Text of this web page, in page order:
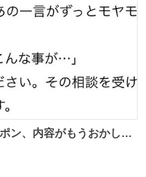
ン、内容がもうおかしい